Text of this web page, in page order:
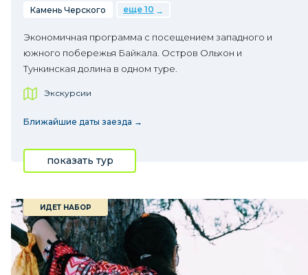
Камень Черского
еще 10
Экономичная программа с посещением западного и
южного побережья Байкала. Остров Ольхон и
Тункинская долина в одном туре.
Экскурсии
Ближайшие даты заезда →
показать тур
ИДЕТ НАБОР